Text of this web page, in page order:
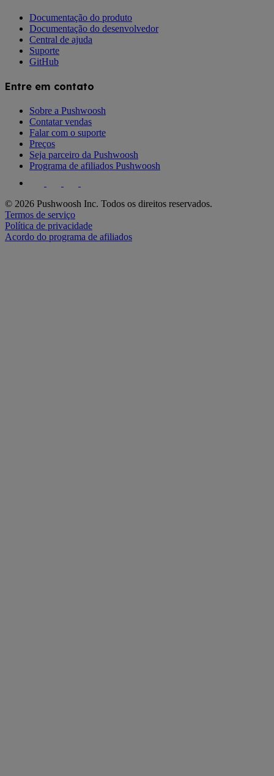
Documentação do produto
Documentação do desenvolvedor
Central de ajuda
Suporte
GitHub
Entre em contato
Sobre a Pushwoosh
Contatar vendas
Falar com o suporte
Preços
Seja parceiro da Pushwoosh
Programa de afiliados Pushwoosh
© 2026 Pushwoosh Inc. Todos os direitos reservados.
Termos de serviço
Política de privacidade
Acordo do programa de afiliados